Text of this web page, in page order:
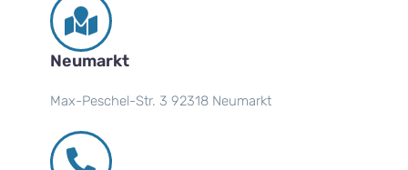
Neumarkt
Max-Peschel-Str. 3 92318 Neumarkt